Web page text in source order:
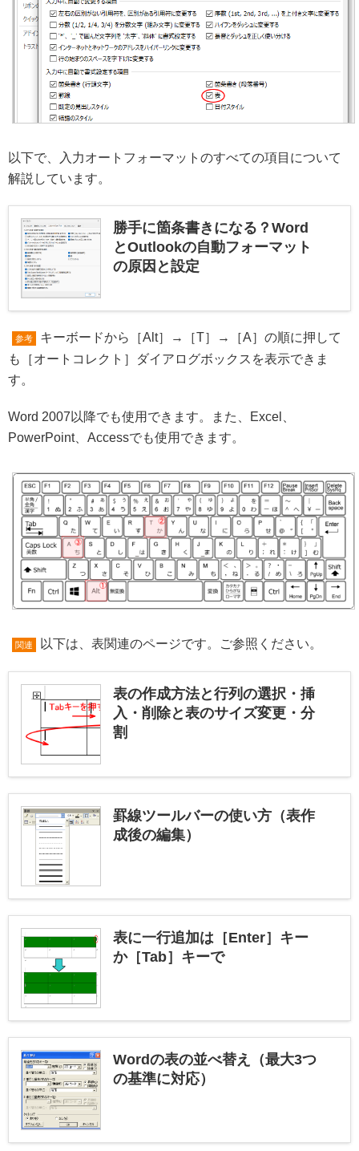
以下で、入力オートフォーマットのすべての項目について
解説しています。
勝手に箇条書きになる？Word
とOutlookの自動フォーマット
の原因と設定
参考
キーボードから［Alt］→［T］→［A］の順に押して
も［オートコレクト］ダイアログボックスを表示できま
す。
Word 2007以降でも使用できます。また、Excel、
PowerPoint、Accessでも使用できます。
関連 以下は、表関連のページです。ご参照ください。
表の作成方法と行列の選択・挿
入・削除と表のサイズ変更・分
割
罫線ツールバーの使い方（表作
成後の編集）
表に一行追加は［Enter］キー
か［Tab］キーで
Wordの表の並べ替え（最大3つ
の基準に対応）